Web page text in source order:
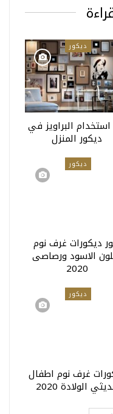
ديكور
البراويز في
ديكور المنزل
ديكور
ديكورات غرف نوم
الاسود ورصاصى
2020
ديكور
غرف نوم اطفال
الولادة 2020